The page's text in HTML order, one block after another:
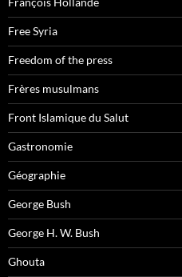
Free Syria
Freedom of the press
Frères musulmans
Front Islamique du Salut
Gastronomie
Géographie
George Bush
George H. W. Bush
Ghouta